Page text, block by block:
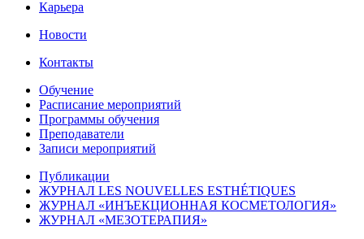
Карьера
Новости
Контакты
Обучение
Расписание мероприятий
Программы обучения
Преподаватели
Записи мероприятий
Публикации
ЖУРНАЛ LES NOUVELLES ESTHÉTIQUES
ЖУРНАЛ «ИНЪЕКЦИОННАЯ КОСМЕТОЛОГИЯ»
ЖУРНАЛ «МЕЗОТЕРАПИЯ»